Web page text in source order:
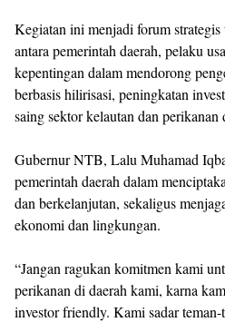
Kegiatan ini menjadi forum
antara pemerintah daerah, pelaku
kepentingan dalam mendorong
berbasis hilirisasi, peningkatan
saing sektor kelautan dan
Gubernur NTB, Lalu Muhamad
pemerintah daerah dalam
dan berkelanjutan, sekaligus
ekonomi dan lingkungan.
“Jangan ragukan komitmen kami
perikanan di daerah kami, karna
investor friendly. Kami sadar